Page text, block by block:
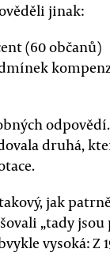
jinak:
(60 občanů)
odpovědí.
druhá,
jak
„tady jsou
vysoká: Z